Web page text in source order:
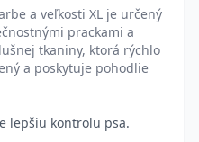
a veľkosti XL je určený
prackami a
tkaniny, ktorá rýchlo
a poskytuje pohodlie
lepšiu kontrolu psa.